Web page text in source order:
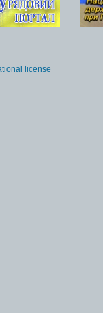
license